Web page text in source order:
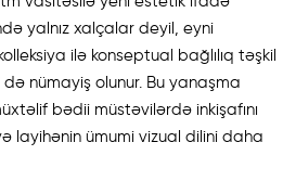
yalnız xalçalar deyil, eyni
ilə konseptual bağlılıq təşkil
nümayiş olunur. Bu yanaşma
bədii müstəvilərdə inkişafını
layihənin ümumi vizual dilini daha